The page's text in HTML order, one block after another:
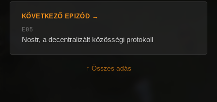
KÖVETKEZŐ EPIZÓD →
E05
Nostr, a decentralizált közösségi protokoll
↑ Összes adás